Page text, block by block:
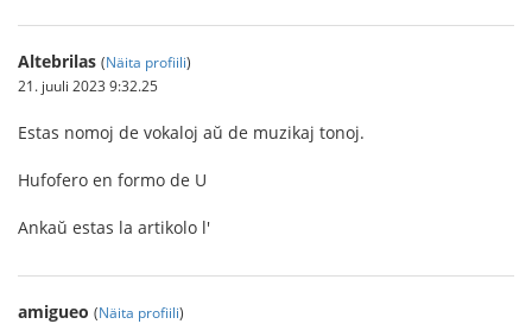
Altebrilas (Näita profiili)
21. juuli 2023 9:32.25
Estas nomoj de vokaloj aŭ de muzikaj tonoj.
Hufofero en formo de U
Ankaŭ estas la artikolo l'
amigueo (Näita profiili)